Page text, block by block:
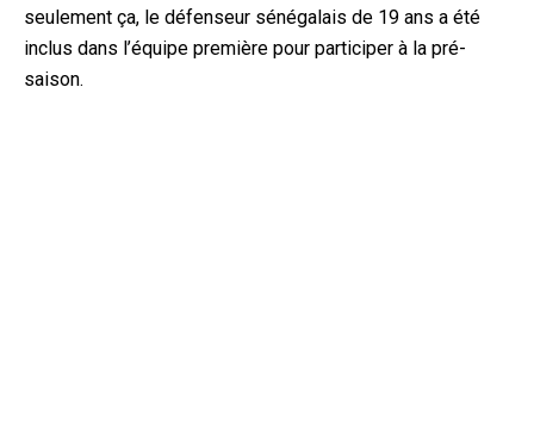
seulement ça, le défenseur sénégalais de 19 ans a été
inclus dans l’équipe première pour participer à la pré-
saison.